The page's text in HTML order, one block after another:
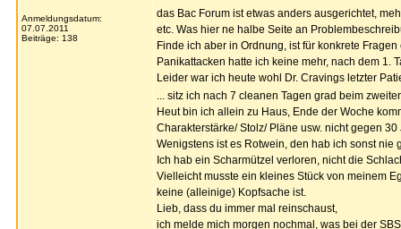
Anmeldungsdatum:
07.07.2011
Beiträge: 138
das Bac Forum ist etwas anders ausgerichtet,
etc. Was hier ne halbe Seite an
Finde ich aber in Ordnung, ist für konkrete
Panikattacken hatte ich keine mehr, nach dem 1.
Leider war ich heute wohl Dr. Cravings letzter
... sitz ich nach 7 cleanen Tagen grad beim
Heut bin ich allein zu Haus, Ende der Woche
Charakterstärke/ Stolz/ Pläne usw. nicht gegen
Wenigstens ist es Rotwein, den hab ich sonst nie
Ich hab ein Scharmützel verloren, nicht die
Vielleicht musste ein kleines Stück von meinem
keine (alleinige) Kopfsache ist.
Lieb, dass du immer mal reinschaust,
ich melde mich morgen nochmal, was bei der